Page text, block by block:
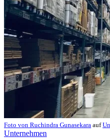
Foto von Ruchindra Gunasekara auf
Unternehmen